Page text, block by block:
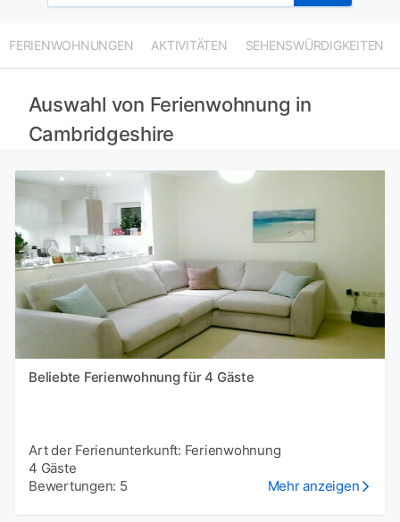
Ferienwohnungen in Norfolk mieten
Ferienwohnungen in Buckinghamshire mieten
FERIENWOHNUNGEN AKTIVITÄTEN SEHENSWÜRDIGKEITEN
Auswahl von Ferienwohnung in
Cambridgeshire
Beliebte Ferienwohnung für 4 Gäste
Art der Ferienunterkunft: Ferienwohnung
4 Gäste
Bewertungen: 5
Mehr anzeigen